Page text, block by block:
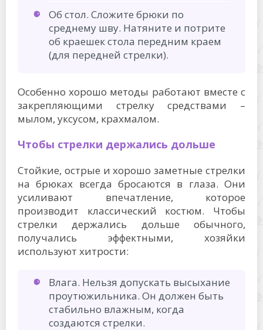
Об стол. Сложите брюки по
среднему шву. Натяните и потрите
об краешек стола передним краем
(для передней стрелки).
Особенно хорошо методы работают вместе с
закрепляющими стрелку средствами –
мылом, уксусом, крахмалом.
Чтобы стрелки держались дольше
Стойкие, острые и хорошо заметные стрелки
на брюках всегда бросаются в глаза. Они
усиливают впечатление, которое
производит классический костюм. Чтобы
стрелки держались дольше обычного,
получались эффектными, хозяйки
используют хитрости:
Влага. Нельзя допускать высыхание
проутюжильника. Он должен быть
стабильно влажным, когда
создаются стрелки.